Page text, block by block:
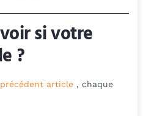
si votre
?
précédent article , chaque